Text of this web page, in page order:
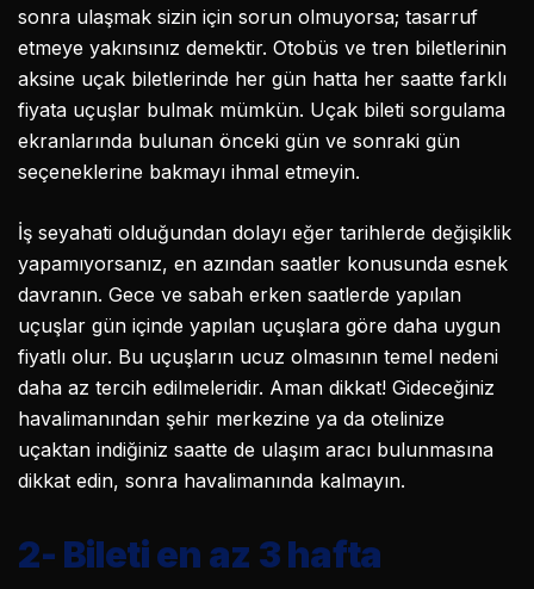
sonra ulaşmak sizin için sorun olmuyorsa; tasarruf
etmeye yakınsınız demektir. Otobüs ve tren biletlerinin
aksine uçak biletlerinde her gün hatta her saatte farklı
fiyata uçuşlar bulmak mümkün. Uçak bileti sorgulama
ekranlarında bulunan önceki gün ve sonraki gün
seçeneklerine bakmayı ihmal etmeyin.
İş seyahati olduğundan dolayı eğer tarihlerde değişiklik
yapamıyorsanız, en azından saatler konusunda esnek
davranın. Gece ve sabah erken saatlerde yapılan
uçuşlar gün içinde yapılan uçuşlara göre daha uygun
fiyatlı olur. Bu uçuşların ucuz olmasının temel nedeni
daha az tercih edilmeleridir. Aman dikkat! Gideceğiniz
havalimanından şehir merkezine ya da otelinize
uçaktan indiğiniz saatte de ulaşım aracı bulunmasına
dikkat edin, sonra havalimanında kalmayın.
2- Bileti en az 3 hafta